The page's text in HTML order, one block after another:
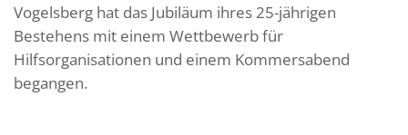
Vogelsberg hat das Jubiläum ihres 25-jährigen
Bestehens mit einem Wettbewerb für
Hilfsorganisationen und einem Kommersabend
begangen.